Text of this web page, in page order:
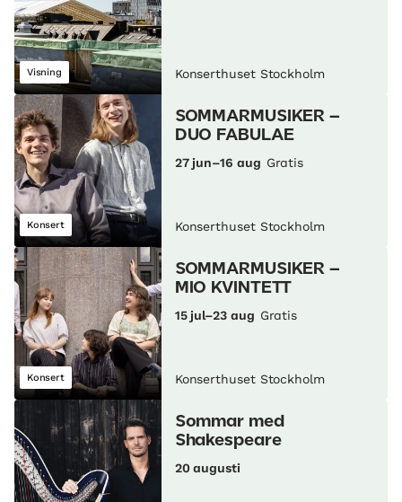
Visning Konserthuset Stockholm
Konsert
SOMMARMUSIKER –
DUO FABULAE
27 jun–16 aug Gratis
Konserthuset Stockholm
Konsert
SOMMARMUSIKER –
MIO KVINTETT
15 jul–23 aug Gratis
Konserthuset Stockholm
Sommar med
Shakespeare
20 augusti